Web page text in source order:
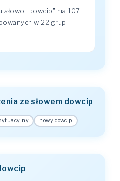
słowo „dowcip" ma 107
w 22 grup
ze słowem dowcip
nowy dowcip